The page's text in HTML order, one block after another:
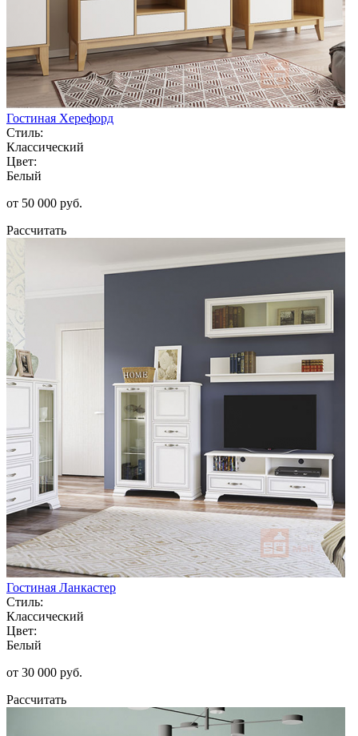
Гостиная Херефорд
Стиль:
Классический
Цвет:
Белый
от 50 000 руб.
Рассчитать
Гостиная Ланкастер
Стиль:
Классический
Цвет:
Белый
от 30 000 руб.
Рассчитать